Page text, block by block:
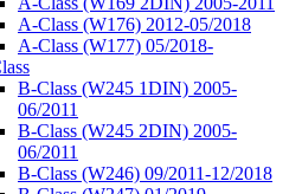
A-Class (W176) 2012-05/2018
A-Class (W177) 05/2018-
B-Class (W245 1DIN) 2005-
06/2011
B-Class (W245 2DIN) 2005-
06/2011
B-Class (W246) 09/2011-12/2018